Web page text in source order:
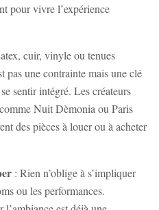
pour vivre l’expérience
cuir, vinyle ou tenues
pas une contrainte mais une clé
sentir intégré. Les créateurs
Nuit Dèmonia ou Paris
des pièces à louer ou à acheter
: Rien n’oblige à s’impliquer
ou les performances.